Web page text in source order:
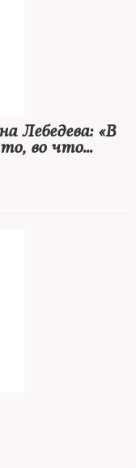
Лебедева: «В
во что